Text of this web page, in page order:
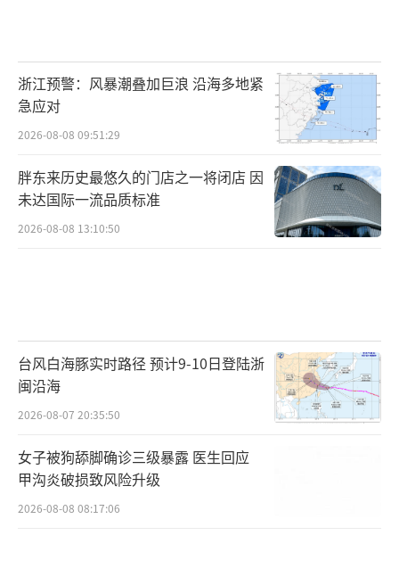
浙江预警：风暴潮叠加巨浪 沿海多地紧
急应对
2026-08-08 09:51:29
胖东来历史最悠久的门店之一将闭店 因
未达国际一流品质标准
2026-08-08 13:10:50
台风白海豚实时路径 预计9-10日登陆浙
闽沿海
2026-08-07 20:35:50
女子被狗舔脚确诊三级暴露 医生回应
甲沟炎破损致风险升级
2026-08-08 08:17:06